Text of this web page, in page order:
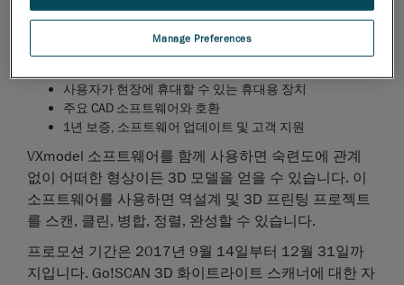
Go!SCAN 50 모델을 대상으로 합니다.
Go!SCAN 3D + VXmodel 솔루션은 다음을 제공합니다.
사용자가 현장에 휴대할 수 있는 휴대용 장치
주요 CAD 소프트웨어와 호환
1년 보증, 소프트웨어 업데이트 및 고객 지원
VXmodel 소프트웨어를 함께 사용하면 숙련도에 관계
없이 어떠한 형상이든 3D 모델을 얻을 수 있습니다. 이
소프트웨어를 사용하면 역설계 및 3D 프린팅 프로젝트
를 스캔, 클린, 병합, 정렬, 완성할 수 있습니다.
프로모션 기간은 2017년 9월 14일부터 12월 31일까
지입니다. Go!SCAN 3D 화이트라이트 스캐너에 대한 자
Manage Preferences